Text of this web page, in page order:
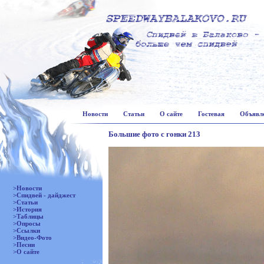
Новости Статьи О сайте Гостевая
>Новости
>Спидвей - дайджест
>Статьи
>История
>Таблицы
>Опросы
>Ссылки
>Видео-Фото
>Песни
>О сайте
Большие фото с гонки 213